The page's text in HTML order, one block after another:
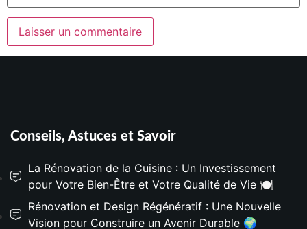
Conseils, Astuces et Savoir
La Rénovation de la Cuisine : Un Investissement
pour Votre Bien-Être et Votre Qualité de Vie 🍽️
Rénovation et Design Régénératif : Une Nouvelle
Vision pour Construire un Avenir Durable 🌍